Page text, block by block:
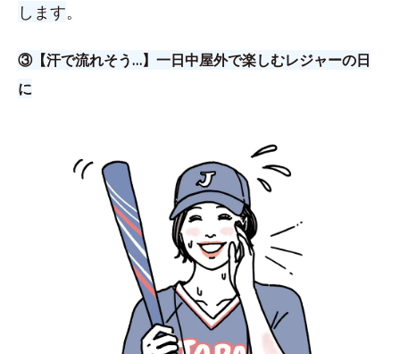
します。
③【汗で流れそう…】一日中屋外で楽しむレジャーの日
に